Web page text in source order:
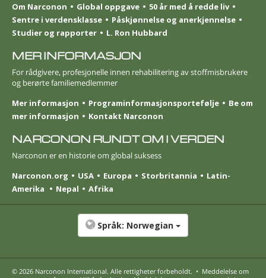
Om Narconon
Global oppgave
50 år med å redde liv
Sentre i verdensklasse
Påskjønnelse og anerkjennelse
Studier og rapporter
L. Ron Hubbard
MER INFORMASJON
For rådgivere, profesjonelle innen rehabilitering av stoffmisbrukere
og berørte familie­medlemmer
Mer informasjon
Program­informasjons­portefølje
Be om
mer informasjon
Kontakt Narconon
NARCONON RUNDT OM I VERDEN
Narconon er en historie om global suksess
Narconon.org
USA Europa Storbritannia
Latin-
Amerika
Nepal Afrika
Språk: Norwegian
© 2026 Narconon International. Alle rettigheter forbeholdt. • Meddelelse om